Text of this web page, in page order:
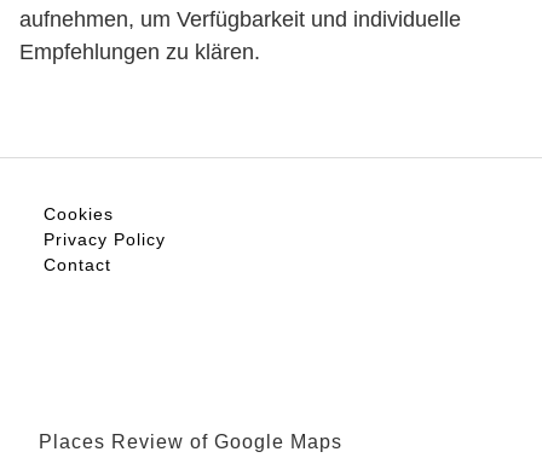
aufnehmen, um Verfügbarkeit und individuelle
Empfehlungen zu klären.
Cookies
Privacy Policy
Contact
Places Review of Google Maps